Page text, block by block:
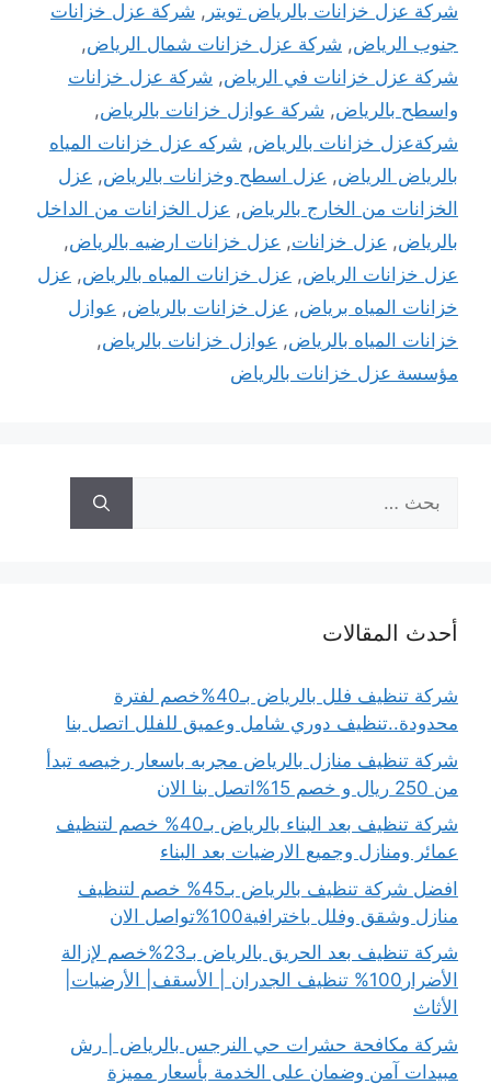
شركة عزل خزانات بالرياض تويتر , شركة عزل خزانات
جنوب الرياض, شركة عزل خزانات شمال الرياض,
شركة عزل خزانات في الرياض, شركة عزل خزانات
واسطح بالرياض, شركة عوازل خزانات بالرياض,
شركةعزل خزانات بالرياض, شركه عزل خزانات المياه
بالرياض الرياض, عزل اسطح وخزانات بالرياض, عزل
الخزانات من الخارج بالرياض, عزل الخزانات من الداخل
بالرياض, عزل خزانات, عزل خزانات ارضيه بالرياض,
عزل خزانات الرياض, عزل خزانات المياه بالرياض, عزل
خزانات المياه برياض, عزل خزانات بالرياض, عوازل
خزانات المياه بالرياض, عوازل خزانات بالرياض,
مؤسسة عزل خزانات بالرياض
عن:
أحدث المقالات
شركة تنظيف فلل بالرياض بـ40%خصم لفترة
محدودة..تنظيف دوري شامل وعميق للفلل اتصل بنا
شركة تنظيف منازل بالرياض مجربه باسعار رخيصه تبدأ
من 250 ريال و خصم 15%اتصل بنا الان
شركة تنظيف بعد البناء بالرياض بـ40% خصم لتنظيف
عمائر ومنازل وجميع الارضيات بعد البناء
افضل شركة تنظيف بالرياض بـ45% خصم لتنظيف
منازل وشقق وفلل باخترافية100%تواصل الان
شركة تنظيف بعد الحريق بالرياض بـ23%خصم لإزالة
الأضرار100% تنظيف الجدران | الأسقف| الأرضيات|
الأثاث
شركة مكافحة حشرات حي النرجس بالرياض | رش
مبيدات آمن وضمان على الخدمة بأسعار مميزة